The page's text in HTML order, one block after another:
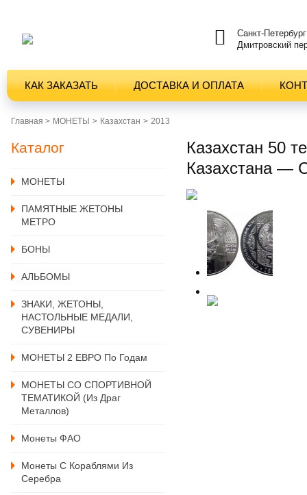
Санкт-Петербург
Дмитровский
КАК ЗАКАЗАТЬ ДОСТАВКА И ОПЛАТА
Главная > MОНЕТЫ Казахстан 2013
Каталог
MОНЕТЫ
ПАМЯТНЫЕ ЖЕТОНЫ
МЕТРО
БОНЫ
АЛЬБОМЫ
ЗНАКИ, ЖЕТОНЫ,
НАСТОЛЬНЫЕ МЕДАЛИ,
СУВЕНИРЫ
МОНЕТЫ 2 ЕВРО По Годам
МОНЕТЫ СО СПОРТИВНОЙ
ТЕМАТИКОЙ (из Драг
Металлов)
Монеты ФАО
Монеты С Кораблями Из
Серебра
Казахстан 50
Казахстана —